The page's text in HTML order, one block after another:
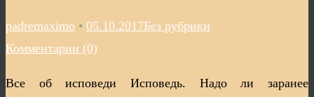
padremaximo • 05.10.2017Без рубрики
Комментарии (0)
Все об исповеди Исповедь. Надо ли заранее